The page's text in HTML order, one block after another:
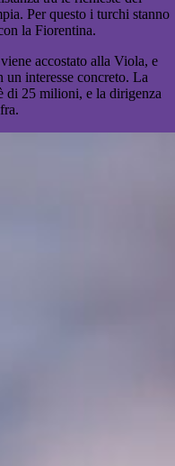
Per questo i turchi stanno
la Fiorentina.
viene accostato alla Viola, e
un interesse concreto. La
di 25 milioni, e la dirigenza